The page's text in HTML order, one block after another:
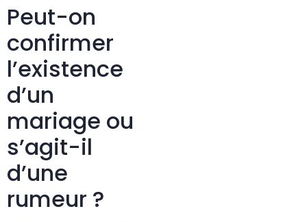
Peut-on
confirmer
l’existence
d’un
mariage ou
s’agit-il
d’une
rumeur ?